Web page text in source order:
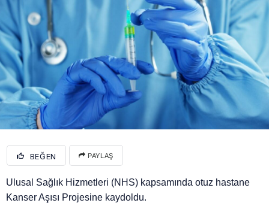
BEĞEN PAYLAŞ
Ulusal Sağlık Hizmetleri (NHS) kapsamında otuz hastane
Kanser Aşısı Projesine kaydoldu.